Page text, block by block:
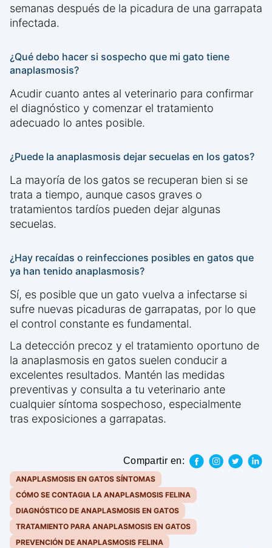
semanas después de la picadura de una garrapata
infectada.
¿Qué debo hacer si sospecho que mi gato tiene
anaplasmosis?
Acudir cuanto antes al veterinario para confirmar
el diagnóstico y comenzar el tratamiento
adecuado lo antes posible.
¿Puede la anaplasmosis dejar secuelas en los gatos?
La mayoría de los gatos se recuperan bien si se
trata a tiempo, aunque casos graves o
tratamientos tardíos pueden dejar algunas
secuelas.
¿Hay recaídas o reinfecciones posibles en gatos que
ya han tenido anaplasmosis?
Sí, es posible que un gato vuelva a infectarse si
sufre nuevas picaduras de garrapatas, por lo que
el control constante es fundamental.
La detección precoz y el tratamiento oportuno de
la anaplasmosis en gatos suelen conducir a
excelentes resultados. Mantén las medidas
preventivas y consulta a tu veterinario ante
cualquier síntoma sospechoso, especialmente
tras exposiciones a garrapatas.
Compartir en:
ANAPLASMOSIS EN GATOS SÍNTOMAS
CÓMO SE CONTAGIA LA ANAPLASMOSIS FELINA
DIAGNÓSTICO DE ANAPLASMOSIS EN GATOS
TRATAMIENTO PARA ANAPLASMOSIS EN GATOS
PREVENCIÓN DE ANAPLASMOSIS FELINA